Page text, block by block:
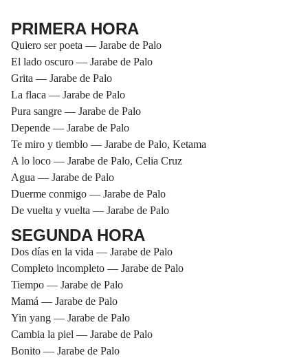
PRIMERA HORA
Quiero ser poeta — Jarabe de Palo
El lado oscuro — Jarabe de Palo
Grita — Jarabe de Palo
La flaca — Jarabe de Palo
Pura sangre — Jarabe de Palo
Depende — Jarabe de Palo
Te miro y tiemblo — Jarabe de Palo, Ketama
A lo loco — Jarabe de Palo, Celia Cruz
Agua — Jarabe de Palo
Duerme conmigo — Jarabe de Palo
De vuelta y vuelta — Jarabe de Palo
SEGUNDA HORA
Dos días en la vida — Jarabe de Palo
Completo incompleto — Jarabe de Palo
Tiempo — Jarabe de Palo
Mamá — Jarabe de Palo
Yin yang — Jarabe de Palo
Cambia la piel — Jarabe de Palo
Bonito — Jarabe de Palo